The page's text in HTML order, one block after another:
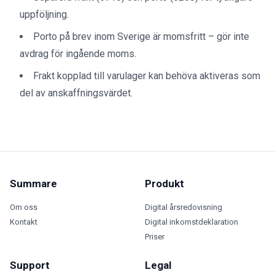
uppföljning.
Porto på brev inom Sverige är momsfritt – gör inte
avdrag för ingående moms.
Frakt kopplad till varulager kan behöva aktiveras som
del av anskaffningsvärdet.
Summare
Om oss
Kontakt
Produkt
Digital årsredovisning
Digital inkomstdeklaration
Priser
Support Legal